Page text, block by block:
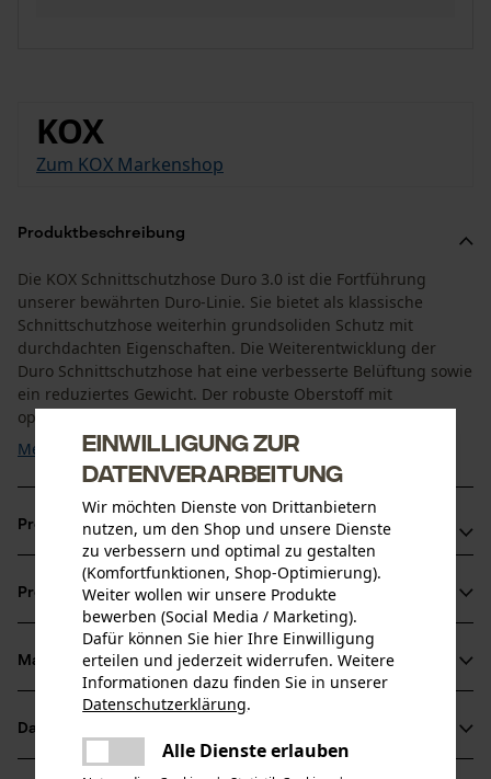
KOX
Zum KOX Markenshop
Produktbeschreibung
Die KOX Schnittschutzhose Duro 3.0 ist die Fortführung
unserer bewährten Duro-Linie. Sie bietet als klassische
Schnittschutzhose weiterhin grundsoliden Schutz mit
durchdachten Eigenschaften. Die Weiterentwicklung der
Duro Schnittschutzhose hat eine verbesserte Belüftung sowie
ein reduziertes Gewicht. Der robuste Oberstoff mit
optimierter Atmungsaktivität und langen ...
Mehr anzeigen
Produktvorteile
Vorgeformtes Knie: Strapazierfähiges Nylon mit
wasserabweisender Beschichtung schützt die Kniepartie
der Schnittschutzhose vor Abnutzung und Nässe
Regulierbare Bundweite: Mehr Flexibilität für luftigen oder
perfekt anliegenden Sitz je nach Wind und Wetter: Mit
Gummizug und Klettfixierung lässt sich die Bundweite
unkompliziert regulieren
Produktinformationen
Produktdetails
Aktivitätstyp
Unfallvermeidung, Arbeiten, Schützen
Material & Pflege
Material
Datenblätter
Baumusterprüfung (PDF)
Einwilligung zur
Datenverarbeitung
Wir möchten Dienste von Drittanbietern
nutzen, um den Shop und unsere Dienste
zu verbessern und optimal zu gestalten
(Komfortfunktionen, Shop-Optimierung).
Weiter wollen wir unsere Produkte
bewerben (Social Media / Marketing).
Dafür können Sie hier Ihre Einwilligung
erteilen und jederzeit widerrufen. Weitere
Informationen dazu finden Sie in unserer
Datenschutzerklärung.
Alle Dienste erlauben
Es ist ein Fehler aufgetreten. Bitte
versuchen Sie es erneut.